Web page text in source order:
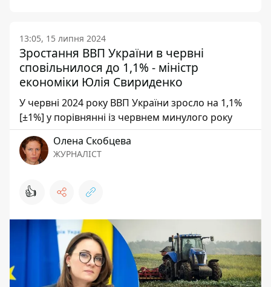
13:05, 15 липня 2024
Зростання ВВП України в червні
сповільнилося до 1,1% - міністр
економіки Юлія Свириденко
У червні 2024 року ВВП України зросло на 1,1%
[±1%] у порівнянні із червнем минулого року
Олена Скобцева
ЖУРНАЛІСТ
👍